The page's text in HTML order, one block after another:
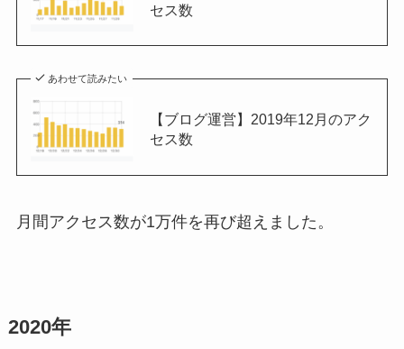
セス数
あわせて読みたい
【ブログ運営】2019年12月のアク
セス数
月間アクセス数が1万件を再び超えました。
2020年